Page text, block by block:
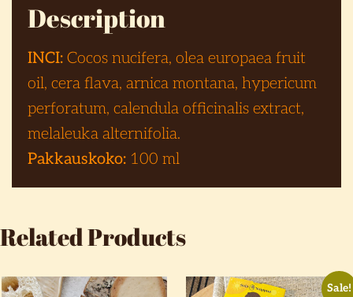
Description
INCI: Cocos nucifera, olea europaea fruit
oil, cera flava, arnica montana, hypericum
perforatum, calendula officinalis extract,
melaleuka alternifolia.
Pakkauskoko: 100 ml
Related Products
Sale!